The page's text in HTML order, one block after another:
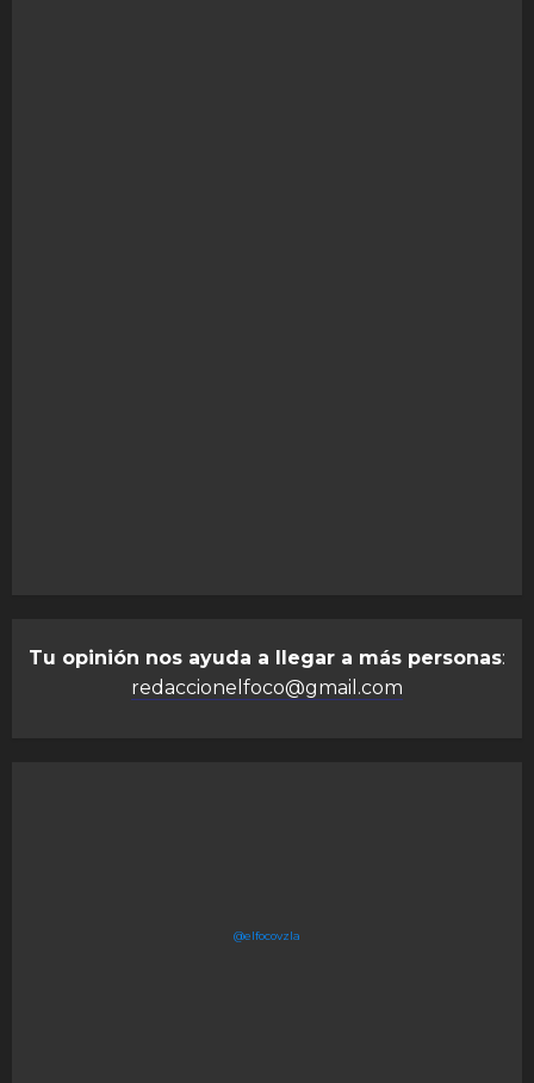
Tu opinión nos ayuda a llegar a más personas:
redaccionelfoco@gmail.com
@elfocovzla